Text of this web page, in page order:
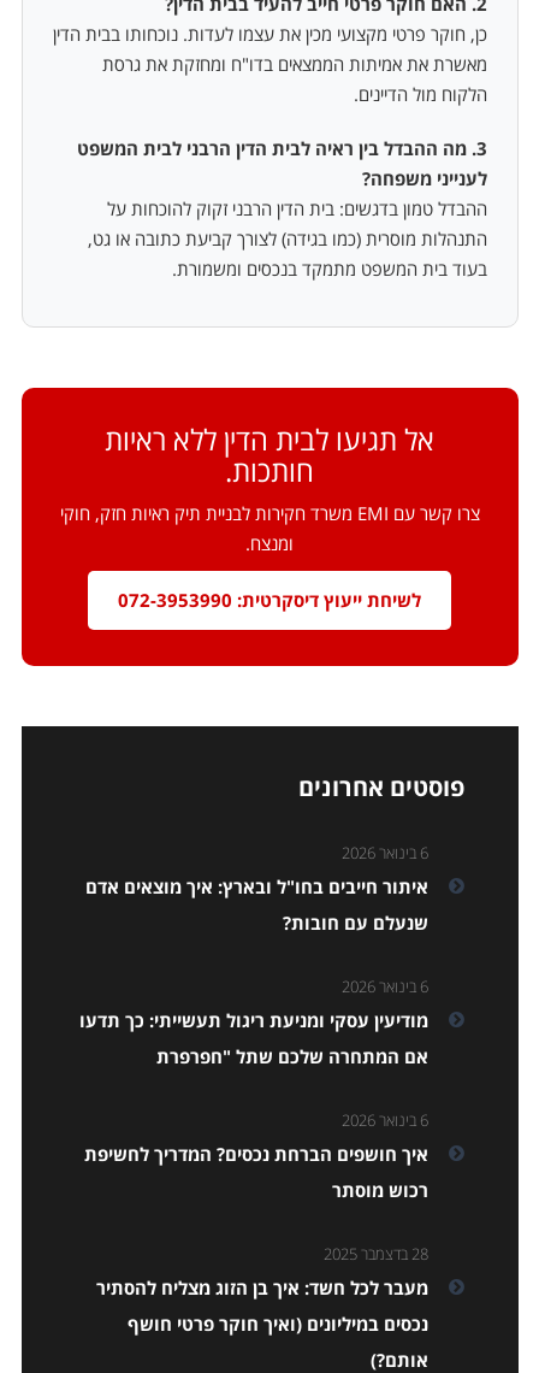
כן, חוקר פרטי מקצועי מכין את עצמו לעדות. נוכחותו בבית הדין
מאשרת את אמיתות הממצאים בדו"ח ומחזקת את גרסת
הלקוח מול הדיינים.
3. מה ההבדל בין ראיה לבית הדין הרבני לבית המשפט
לענייני משפחה?
ההבדל טמון בדגשים: בית הדין הרבני זקוק להוכחות על
התנהלות מוסרית (כמו בגידה) לצורך קביעת כתובה או גט,
בעוד בית המשפט מתמקד בנכסים ומשמורת.
אל תגיעו לבית הדין ללא ראיות
חותכות.
צרו קשר עם EMI משרד חקירות לבניית תיק ראיות חזק, חוקי
ומנצח.
לשיחת ייעוץ דיסקרטית: 072-3953990
פוסטים אחרונים
6 בינואר 2026
איתור חייבים בחו"ל ובארץ: איך מוצאים אדם
שנעלם עם חובות?
6 בינואר 2026
מודיעין עסקי ומניעת ריגול תעשייתי: כך תדעו
אם המתחרה שלכם שתל "חפרפרת
6 בינואר 2026
איך חושפים הברחת נכסים? המדריך לחשיפת
רכוש מוסתר
28 בדצמבר 2025
מעבר לכל חשד: איך בן הזוג מצליח להסתיר
נכסים במיליונים (ואיך חוקר פרטי חושף
אותם?)